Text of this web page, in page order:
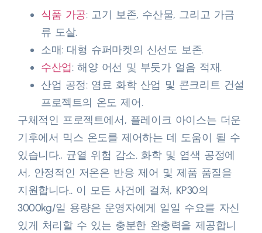
식품 가공: 고기 보존, 수산물, 그리고 가금
류 도살.​
소매: 대형 슈퍼마켓의 신선도 보존.​
수산업: 해양 어선 및 부둣가 얼음 적재.​
산업 공정: 염료 화학 산업 및 콘크리트 건설
프로젝트의 온도 제어.​
구체적인 프로젝트에서, 플레이크 아이스는 더운
기후에서 믹스 온도를 제어하는 ​​데 도움이 될 수
있습니다., 균열 위험 감소. 화학 및 염색 공정에
서, 안정적인 저온은 반응 제어 및 제품 품질을
지원합니다.. 이 모든 사건에 걸쳐, KP30의
3000kg/일 용량은 운영자에게 일일 수요를 자신
있게 처리할 수 있는 충분한 완충력을 제공합니